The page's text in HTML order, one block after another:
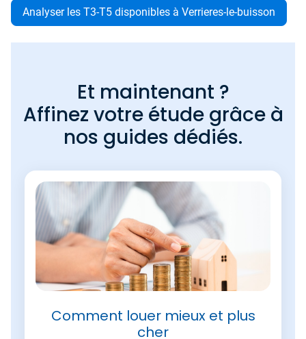
Analyser les T3-T5 disponibles à Verrieres-le-buisson
Et maintenant ?
Affinez votre étude grâce à
nos guides dédiés.
Comment louer mieux et plus
cher